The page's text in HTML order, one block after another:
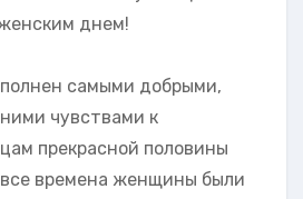
днем!
самыми добрыми,
чувствами к
прекрасной половины
времена женщины были